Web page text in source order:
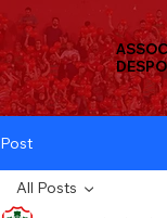
Post
All Posts